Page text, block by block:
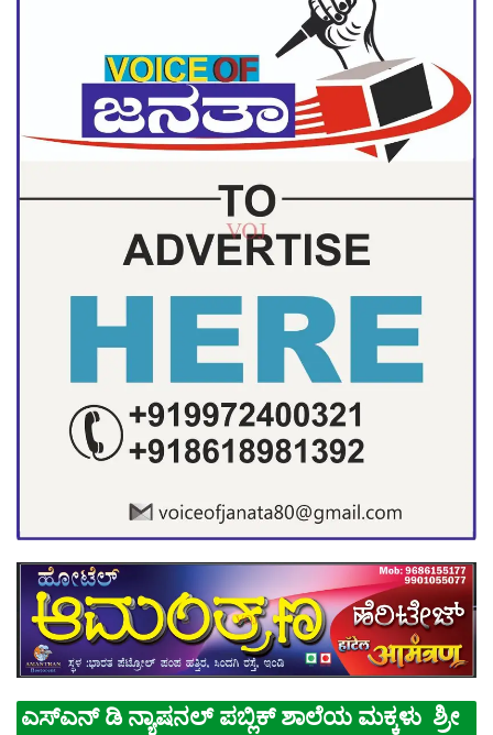
ಎಸ್ಎನ್ ಡಿ ನ್ಯಾಷನಲ್ ಪಬ್ಲಿಕ್ ಶಾಲೆಯ ಮಕ್ಕಳು ಶ್ರೀ